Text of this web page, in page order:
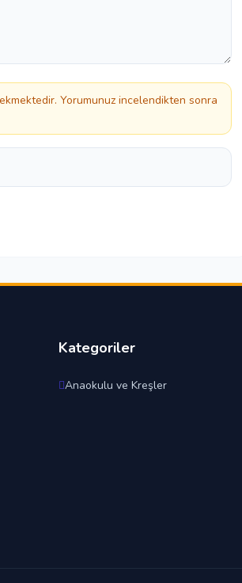
Yorumunuz incelendikten sonra
Kategoriler
Anaokulu ve Kreşler